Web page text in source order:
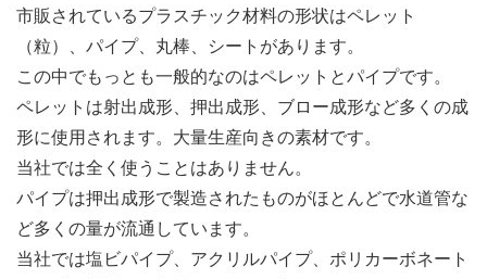
市販されているプラスチック材料の形状はペレット
（粒）、パイプ、丸棒、シートがあります。
この中でもっとも一般的なのはペレットとパイプです。
ペレットは射出成形、押出成形、ブロー成形など多くの成
形に使用されます。大量生産向きの素材です。
当社では全く使うことはありません。
パイプは押出成形で製造されたものがほとんどで水道管な
ど多くの量が流通しています。
当社では塩ビパイプ、アクリルパイプ、ポリカーボネート